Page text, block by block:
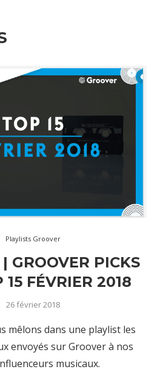
Playlists Groover
GROOVER PICKS
15 FÉVRIER 2018
26 février 2018
mêlons dans une playlist les
envoyés sur Groover à nos
musicaux.